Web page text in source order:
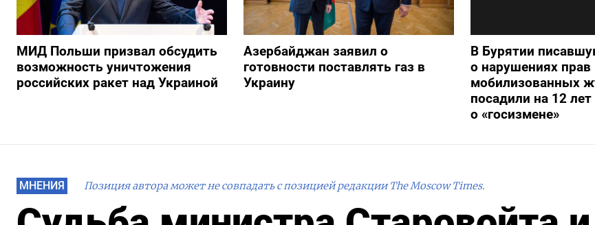
МИД Польши призвал обсудить
возможность уничтожения
российских ракет над Украиной
Азербайджан заявил о
готовности поставлять газ в
Украину
В Бурятии
о нарушениях прав
мобилизованных
посадили на 12 лет
о «госизмене»
МНЕНИЯ Позиция автора может не совпадать с позицией редакции The Moscow Times.